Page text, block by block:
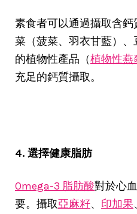
素食者可以通過攝取含
菜（菠菜、羽衣甘藍）、
的植物性產品（植物性燕
充足的鈣質攝取。
4. 選擇健康脂肪
Omega-3 脂肪酸對於心
要。攝取亞麻籽、 印加果、